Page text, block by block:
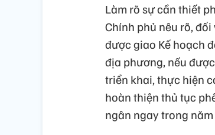
Làm rõ sự cần thiết
Chính phủ nêu rõ,
được giao Kế hoạch
địa phương, nếu
triển khai, thực hiện
hoàn thiện thủ tục
ngân ngay trong